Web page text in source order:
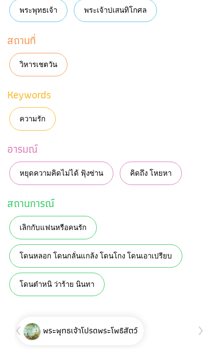
พระพุทธเจ้า พระเจ้าปเสนทิโกศล
สถานที่
วิหารเชตวัน
Keywords
ความรัก
อารมณ์
หยุดความคิดไม่ได้ ฟุ้งซ่าน คิดถึง โหยหา
สถานการณ์
เลิกกับแฟนหรือคนรัก
โดนหลอก โดนกลั่นแกล้ง โดนโกง โดนเอาเปรียบ
โดนตำหนิ ว่าร้าย นินทา
พระพุทธเจ้าโปรดพระโพธิสัตว์
‹ ›